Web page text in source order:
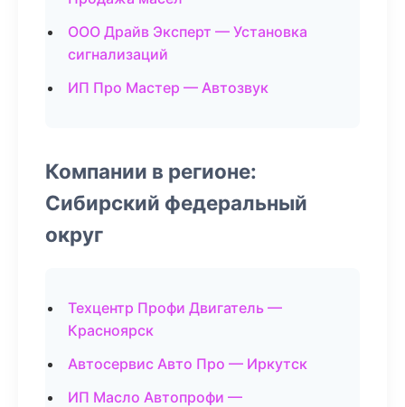
ООО Драйв Эксперт — Установка
сигнализаций
ИП Про Мастер — Автозвук
Компании в регионе:
Сибирский федеральный
округ
Техцентр Профи Двигатель —
Красноярск
Автосервис Авто Про — Иркутск
ИП Масло Автопрофи —